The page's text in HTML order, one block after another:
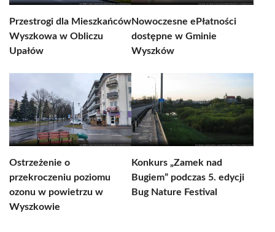
Przestrogi dla Mieszkańców
Wyszkowa w Obliczu
Upałów
Nowoczesne ePłatności
dostępne w Gminie
Wyszków
Ostrzeżenie o
przekroczeniu poziomu
ozonu w powietrzu w
Wyszkowie
Konkurs „Zamek nad
Bugiem” podczas 5. edycji
Bug Nature Festival